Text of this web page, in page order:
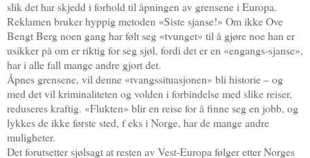
slik det har skjedd i forhold til åpningen av grensene i Europa.
Reklamen bruker hyppig metoden «Siste sjanse!» Om ikke Ove
Bengt Berg noen gang har følt seg «tvunget» til å gjøre noe han er
usikker på om er riktig for seg sjøl, fordi det er en «engangs-sjanse»,
har i alle fall mange andre gjort det.
Åpnes grensene, vil denne «tvangssituasjonen» bli historie – og
med det vil kriminaliteten og volden i forbindelse med slike reiser,
reduseres kraftig. «Flukten» blir en reise for å finne seg en jobb, og
lykkes de ikke første sted, f eks i Norge, har de mange andre
muligheter.
Det forutsetter sjølsagt at resten av Vest-Europa følger etter Norges